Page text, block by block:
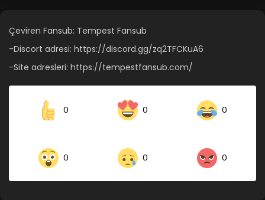
Vanitas no Karte Part 2 2. Bölüm
Blm 2 - Vanitas no Karte Part 2 2. Bölüm - Şubat 21, 2022
Vanitas no Karte Part 2 1. Bölüm
Blm 1 - Vanitas no Karte Part 2 1. Bölüm - Şubat 21, 2022
Çeviren Fansub: Tempest Fansub
-Discort adresi: https://discord.gg/zq2TFCKuA6
-Site adresleri: https://tempestfansub.com/
0 0 0
0 0 0